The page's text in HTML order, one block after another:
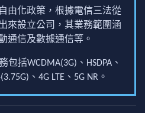
由化政策，根據電信三法從
來設立公司，其業務範圍涵
通信及數據通信等。
括WCDMA(3G)、HSDPA、
、4G LTE、5G NR。